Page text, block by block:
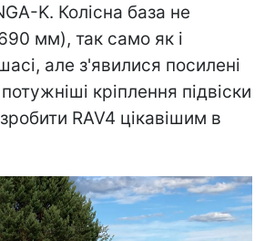
K. Колісна база не
мм), так само як і
але з'явилися посилені
кріплення підвіски
RAV4 цікавішим в